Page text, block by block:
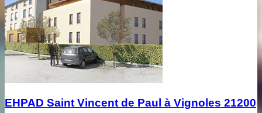
EHPAD Saint Vincent de Paul à Vignoles 21200